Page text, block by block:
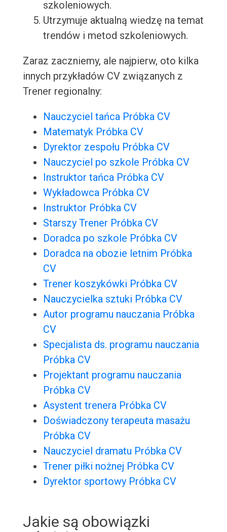
szkoleniowych.
Utrzymuje aktualną wiedzę na temat
trendów i metod szkoleniowych.
Zaraz zaczniemy, ale najpierw, oto kilka
innych przykładów CV związanych z
Trener regionalny:
Nauczyciel tańca Próbka CV
Matematyk Próbka CV
Dyrektor zespołu Próbka CV
Nauczyciel po szkole Próbka CV
Instruktor tańca Próbka CV
Wykładowca Próbka CV
Instruktor Próbka CV
Starszy Trener Próbka CV
Doradca po szkole Próbka CV
Doradca na obozie letnim Próbka
CV
Trener koszykówki Próbka CV
Nauczycielka sztuki Próbka CV
Autor programu nauczania Próbka
CV
Specjalista ds. programu nauczania
Próbka CV
Projektant programu nauczania
Próbka CV
Asystent trenera Próbka CV
Doświadczony terapeuta masażu
Próbka CV
Nauczyciel dramatu Próbka CV
Trener piłki nożnej Próbka CV
Dyrektor sportowy Próbka CV
Jakie są obowiązki